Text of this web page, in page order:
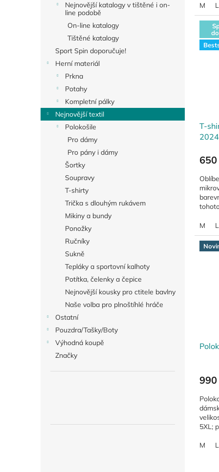
Nejnovější katalogy v tištěné i on-
line podobě
On-line katalogy
Tištěné katalogy
Sport Spin doporučuje!
Herní materiál
Prkna
Potahy
Kompletní pálky
Nejnovější textil
Polokošile
Pro dámy
Pro pány i dámy
Šortky
Soupravy
T-shirty
Trička s dlouhým rukávem
Mikiny a bundy
Ponožky
Ručníky
Sukně
Tepláky a sportovní kalhoty
Potítka, čelenky a čepice
Nejnovější kousky pro ctitele bavlny
Naše volba pro plnoštíhlé hráče
Ostatní
Pouzdra/Tašky/Boty
Výhodná koupě
Značky
M L
T-
2024
650
M
L
990
5XL;
M
L